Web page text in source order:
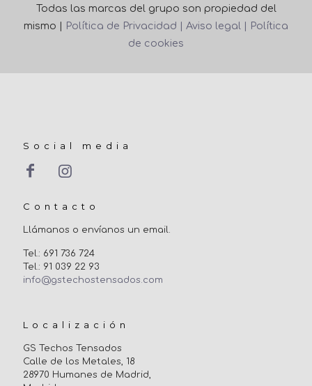
Todas las marcas del grupo son propiedad del
mismo |
Política de Privacidad | Aviso legal |
Política
de cookies
Social media
Contacto
Llámanos o envíanos un email.
Tel.: 691 736 724
Tel.: 91 039 22 93
info@gstechostensados.com
Localización
GS Techos Tensados
Calle de los Metales, 18
28970 Humanes de Madrid,